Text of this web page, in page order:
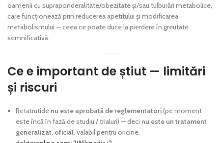
oamenii cu supraponderalitate/obezitate și/sau tulburări metabolice,
care funcționează prin reducerea apetitului și modificarea
metabolismului — ceea ce poate duce la pierdere în greutate
semnificativă.
Ce e important de știut — limitări
și riscuri
Retatrutide nu este aprobată de reglementatori(pe moment
este încă în fază de studiu / trialuri) — deci nu este un tratament
generalizat, oficial, valabil pentru oricine.